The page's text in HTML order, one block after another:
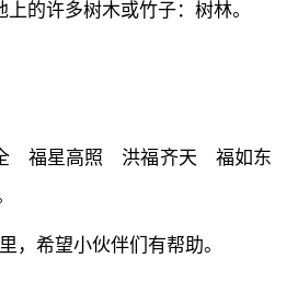
的许多树木或竹子：树林。
福星高照 洪福齐天 福如东
，希望小伙伴们有帮助。